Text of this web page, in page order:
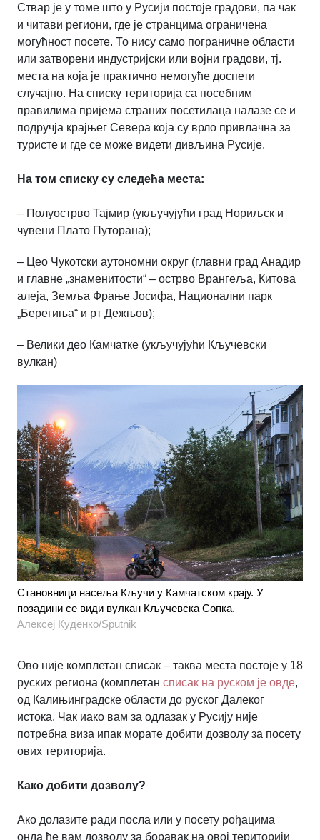
Ствар је у томе што у Русији постоје градови, па чак
и читави региони, где је странцима ограничена
могућност посете. То нису само пограничне области
или затворени индустријски или војни градови, тј.
места на која је практично немогуће доспети
случајно. На списку територија са посебним
правилима пријема страних посетилаца налазе се и
подручја крајњег Севера која су врло привлачна за
туристе и где се може видети дивљина Русије.
На том списку су следећа места:
– Полуострво Тајмир (укључујући град Нориљск и
чувени Плато Путорана);
– Цео Чукотски аутономни округ (главни град Анадир
и главне „знаменитости“ – острво Врангеља, Китова
алеја, Земља Фрање Јосифа, Национални парк
„Берегиња“ и рт Дежњов);
– Велики део Камчатке (укључујући Кључевски
вулкан)
Становници насеља Кључи у Камчатском крају. У
позадини се види вулкан Кључевска Сопка.
Алексеј Куденко/Sputnik
Ово није комплетан списак – таква места постоје у 18
руских региона (комплетан списак на руском је овде,
од Калињинградске области до руског Далеког
истока. Чак иако вам за одлазак у Русију није
потребна виза ипак морате добити дозволу за посету
ових територија.
Како добити дозволу?
Ако долазите ради посла или у посету рођацима
онда ће вам дозволу за боравак на овој територији